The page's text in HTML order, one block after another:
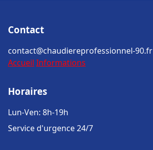
Contact
contact@chaudiereprofessionnel-90.fr
Accueil Informations
Horaires
Lun-Ven: 8h-19h
Service d'urgence 24/7